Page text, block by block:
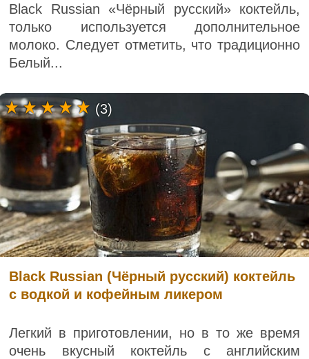
Black Russian «Чёрный русский» коктейль,
только используется дополнительное
молоко. Следует отметить, что традиционно
Белый...
Black Russian (Чёрный русский) коктейль
с водкой и кофейным ликером
Легкий в приготовлении, но в то же время
очень вкусный коктейль с английским
(3)